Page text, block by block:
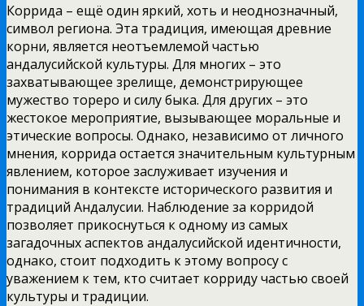
Коррида – ещё один яркий, хоть и неоднозначный,
символ региона. Эта традиция, имеющая древние
корни, является неотъемлемой частью
андалусийской культуры. Для многих – это
захватывающее зрелище, демонстрирующее
мужество тореро и силу быка. Для других – это
жестокое мероприятие, вызывающее моральные и
этические вопросы. Однако, независимо от личного
мнения, коррида остается значительным культурным
явлением, которое заслуживает изучения и
понимания в контексте исторического развития и
традиций Андалусии. Наблюдение за корридой
позволяет прикоснуться к одному из самых
загадочных аспектов андалусийской идентичности,
однако, стоит подходить к этому вопросу с
уважением к тем, кто считает корриду частью своей
культуры и традиции.